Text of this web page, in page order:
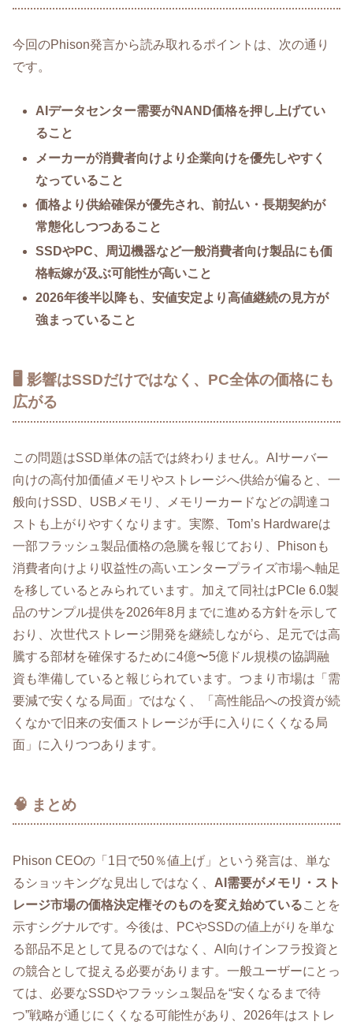
今回のPhison発言から読み取れるポイントは、次の通り
です。
AIデータセンター需要がNAND価格を押し上げてい
ること
メーカーが消費者向けより企業向けを優先しやすく
なっていること
価格より供給確保が優先され、前払い・長期契約が
常態化しつつあること
SSDやPC、周辺機器など一般消費者向け製品にも価
格転嫁が及ぶ可能性が高いこと
2026年後半以降も、安値安定より高値継続の見方が
強まっていること
🖥️ 影響はSSDだけではなく、PC全体の価格にも
広がる
この問題はSSD単体の話では終わりません。AIサーバー
向けの高付加価値メモリやストレージへ供給が偏ると、一
般向けSSD、USBメモリ、メモリーカードなどの調達コ
ストも上がりやすくなります。実際、Tom’s Hardwareは
一部フラッシュ製品価格の急騰を報じており、Phisonも
消費者向けより収益性の高いエンタープライズ市場へ軸足
を移しているとみられています。加えて同社はPCIe 6.0製
品のサンプル提供を2026年8月までに進める方針を示して
おり、次世代ストレージ開発を継続しながら、足元では高
騰する部材を確保するために4億〜5億ドル規模の協調融
資も準備していると報じられています。つまり市場は「需
要減で安くなる局面」ではなく、「高性能品への投資が続
くなかで旧来の安価ストレージが手に入りにくくなる局
面」に入りつつあります。
🧠 まとめ
Phison CEOの「1日で50％値上げ」という発言は、単な
るショッキングな見出しではなく、 AI需要がメモリ・スト
レージ市場の価格決定権そのものを変え始めていることを
示すシグナルです。今後は、PCやSSDの値上がりを単な
る部品不足として見るのではなく、AI向けインフラ投資と
の競合として捉える必要があります。一般ユーザーにとっ
ては、必要なSSDやフラッシュ製品を“安くなるまで待
つ”戦略が通じにくくなる可能性があり、2026年はストレ